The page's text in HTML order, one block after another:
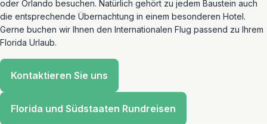
oder Orlando besuchen. Natürlich gehört zu jedem Baustein auch
die entsprechende Übernachtung in einem besonderen Hotel.
Gerne buchen wir Ihnen den Internationalen Flug passend zu Ihrem
Florida Urlaub.
Kontaktieren Sie uns
Florida und Südstaaten Rundreisen